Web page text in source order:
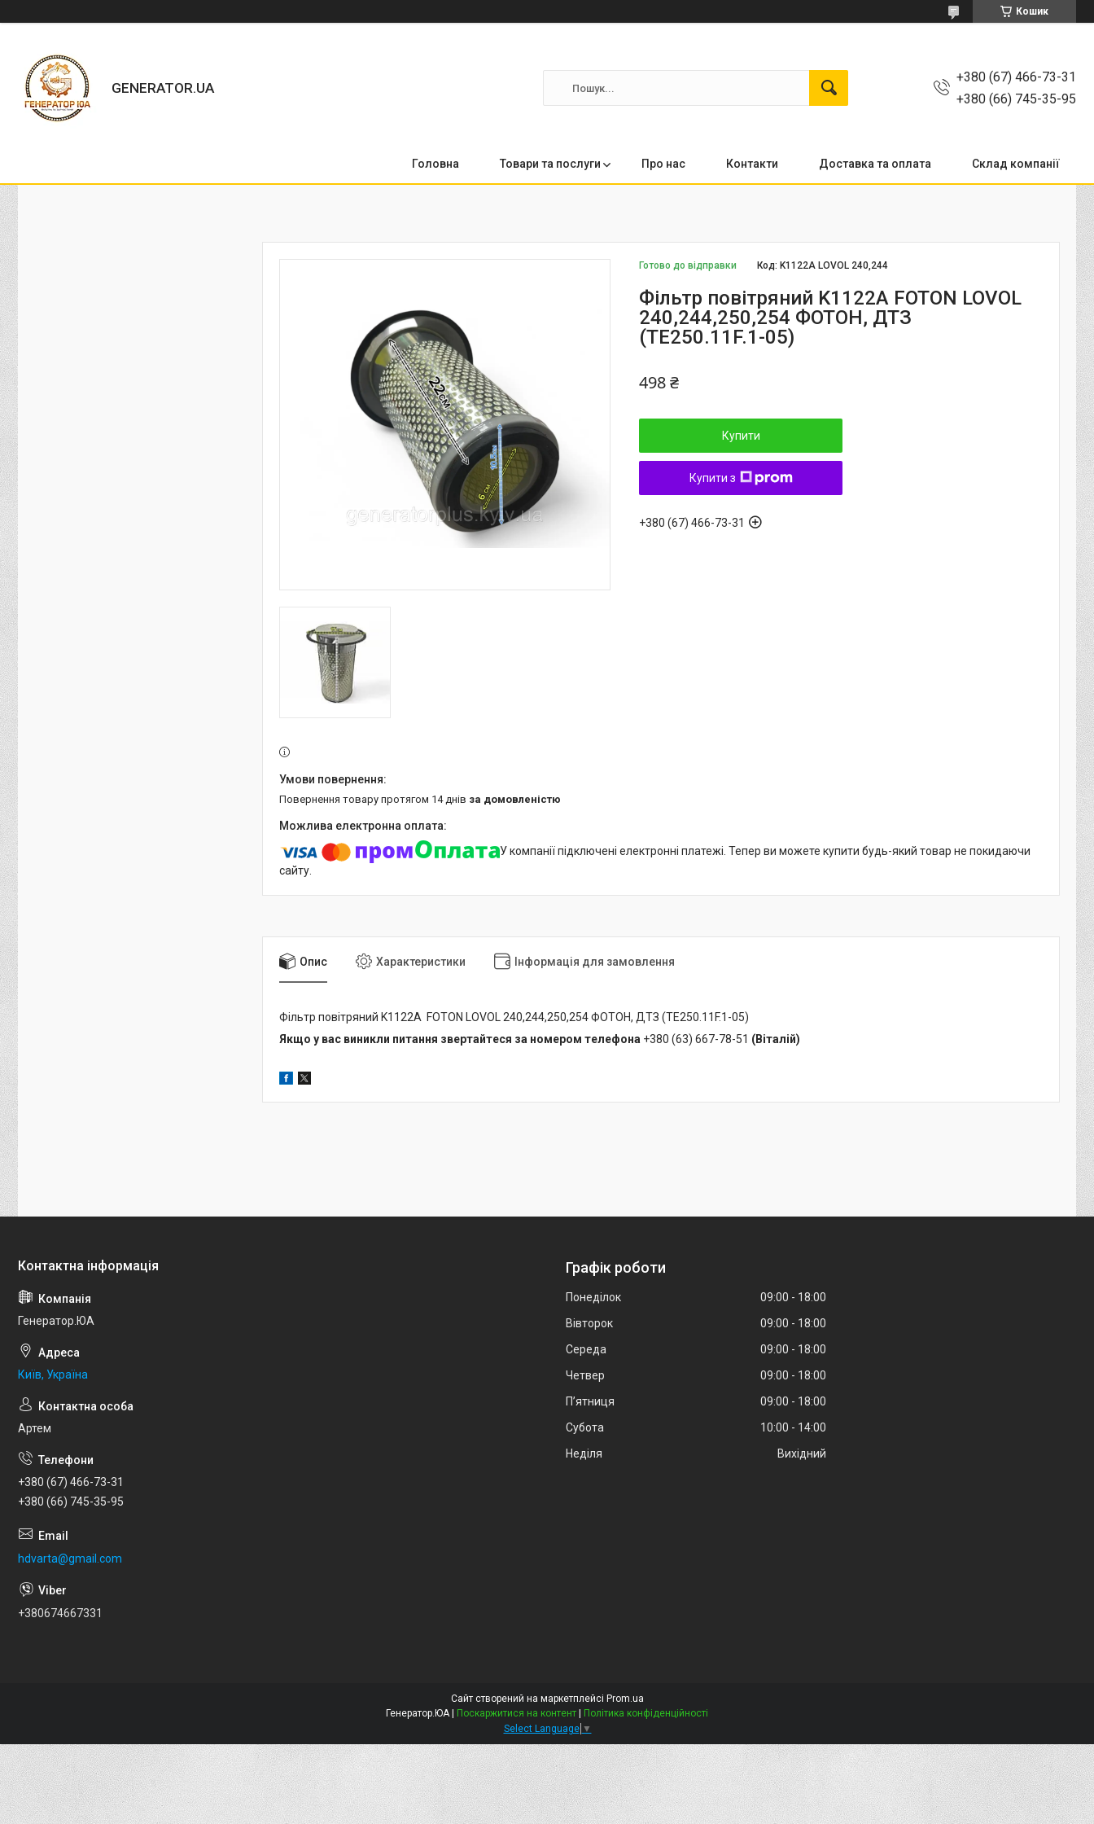
Кошик
GENERATOR.UA
+380 (67) 466-73-31
+380 (66) 745-35-95
Головна Товари та послуги Про нас Контакти Доставка та оплата Склад компанії
Готово до відправки Код: K1122A LOVOL 240,244
Фільтр повітряний K1122A FOTON LOVOL
240,244,250,254 ФОТОН, ДТЗ
(TE250.11F.1-05)
498 ₴
Купити
Купити з
+380 (67) 466-73-31
повернення товару протягом 14 днів за домовленістю
У компанії підключені електронні платежі. Тепер ви можете купити будь-який товар не покидаючи
сайту.
Опис Характеристики Інформація для замовлення
Фільтр повітряний K1122A FOTON LOVOL 240,244,250,254 ФОТОН, ДТЗ (TE250.11F.1-05)
Якщо у вас виникли питання звертайтеся за номером телефона +380 (63) 667-78-51 (Віталій)
Генератор.ЮА
Київ, Україна
Артем
+380 (67) 466-73-31
+380 (66) 745-35-95
hdvarta@gmail.com
+380674667331
Графік роботи
Понеділок 09:00
18:00
Вівторок
09:00
18:00
Середа
09:00
18:00
Четвер
09:00
18:00
Пʼятниця
09:00
18:00
Субота
10:00
14:00
Неділя
Вихідний
Сайт створений на маркетплейсі Prom.ua
Поскаржитися на контент
Політика конфіденційності
Select Language ▼